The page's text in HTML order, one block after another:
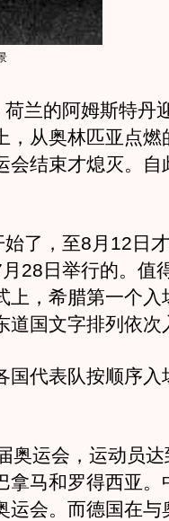
兰的阿姆斯特丹
，从奥林匹亚点燃
会结束才熄灭。自
了，至8月12日
28日举行的。值
上，希腊第一个入
道国文字排列依次
国代表队按顺序入
运会，运动员达
拿马和罗得西亚。
运会。而德国在与